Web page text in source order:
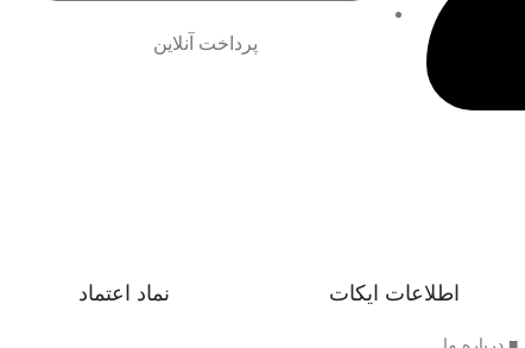
پرداخت آنلاین
اطلاعات ایکات نماد اعتماد